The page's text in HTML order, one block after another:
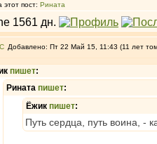
этот пост: Рината
Добавлено: Пт 22 Май 15, 11:43 (11 лет
пишет:
Рината пишет:
Ёжик пишет:
Путь сердца, путь воина, -